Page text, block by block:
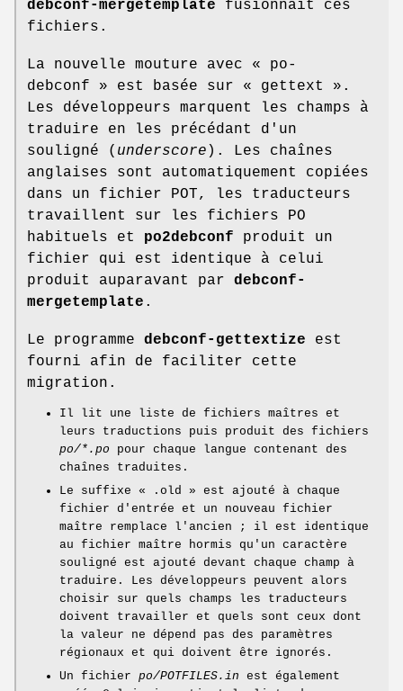
debconf-mergetemplate fusionnait ces
fichiers.
La nouvelle mouture avec « po-
debconf » est basée sur « gettext » .
Les développeurs marquent les champs à
traduire en les précédant d'un
souligné ( underscore ). Les chaînes
anglaises sont automatiquement copiées
dans un fichier POT, les traducteurs
travaillent sur les fichiers PO
habituels et po2debconf produit un
fichier qui est identique à celui
produit auparavant par debconf-
mergetemplate .
Le programme debconf-gettextize est
fourni afin de faciliter cette
migration.
Il lit une liste de fichiers maîtres et
leurs traductions puis produit des fichiers
po/*.po pour chaque langue contenant des
chaînes traduites.
Le suffixe « .old » est ajouté à chaque
fichier d'entrée et un nouveau fichier
maître remplace l'ancien ; il est identique
au fichier maître hormis qu'un caractère
souligné est ajouté devant chaque champ à
traduire. Les développeurs peuvent alors
choisir sur quels champs les traducteurs
doivent travailler et quels sont ceux dont
la valeur ne dépend pas des paramètres
régionaux et qui doivent être ignorés.
Un fichier po/POTFILES.in est également